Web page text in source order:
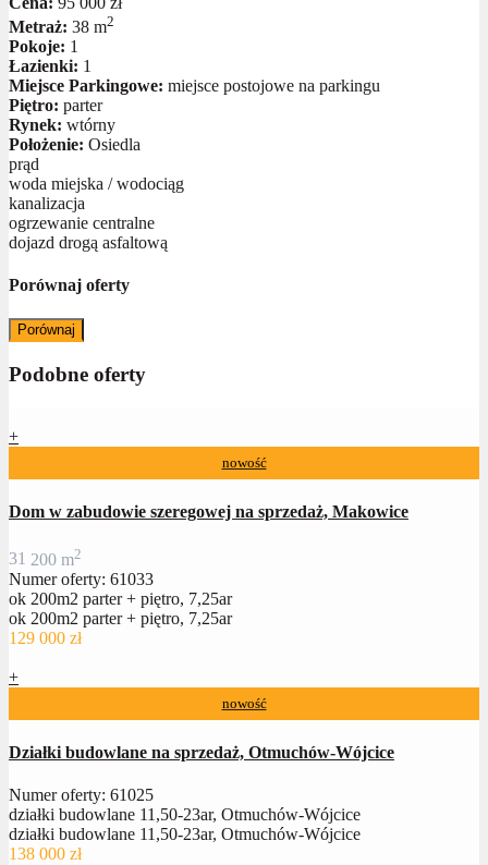
Metraż: 38 m2
Pokoje: 1
Łazienki: 1
Miejsce Parkingowe: miejsce postojowe na parkingu
Piętro: parter
Rynek: wtórny
Położenie: Osiedla
prąd
woda miejska / wodociąg
kanalizacja
ogrzewanie centralne
dojazd drogą asfaltową
Porównaj oferty
Porównaj
Podobne oferty
+
nowość
Dom w zabudowie szeregowej na sprzedaż, Makowice
31 200 m2
Numer oferty: 61033
ok 200m2 parter + piętro, 7,25ar
ok 200m2 parter + piętro, 7,25ar
129 000 zł
+
nowość
Działki budowlane na sprzedaż, Otmuchów-Wójcice
Numer oferty: 61025
działki budowlane 11,50-23ar, Otmuchów-Wójcice
działki budowlane 11,50-23ar, Otmuchów-Wójcice
138 000 zł